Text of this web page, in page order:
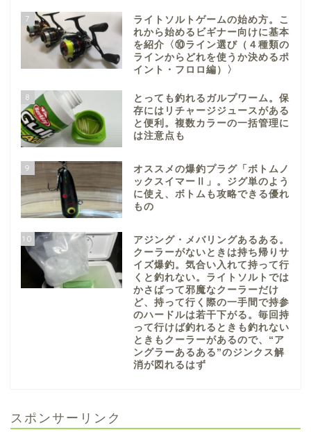
7
ライトソルトゲームの始め方。こ
れから始めるビギナー向けに基本
を紹介〈⑩ライン選び（４種類の
ラインからどれを使うか決めるポ
イント・フロロ編）〉
8
とっても釣れるガルプワーム。保
存にはリチャージジュースがある
と便利。複数カラーの一括管理に
は注意点も
9
オススメの爆釣プラグ「ボトムノ
ックスイマーⅡ」。ジグ単のよう
に使え、ボトムも攻略できる優れ
もの
10
アジング・メバリングあるある。
クーラーがないときは持ち帰りサ
イズ爆釣。気合い入れて持って行
くと釣れない。ライトソルトでは
かさばって邪魔なクーラーだけ
ど、持って行く際の一手間で持参
のハードルは若干下がる。毎回持
って行けば釣れるときも釣れない
ときもクーラーがあるので、“ア
ングラーあるある”のジンクス解
消が図れるはず
スポンサーリンク